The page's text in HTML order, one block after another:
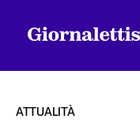
ATTUALITÀ